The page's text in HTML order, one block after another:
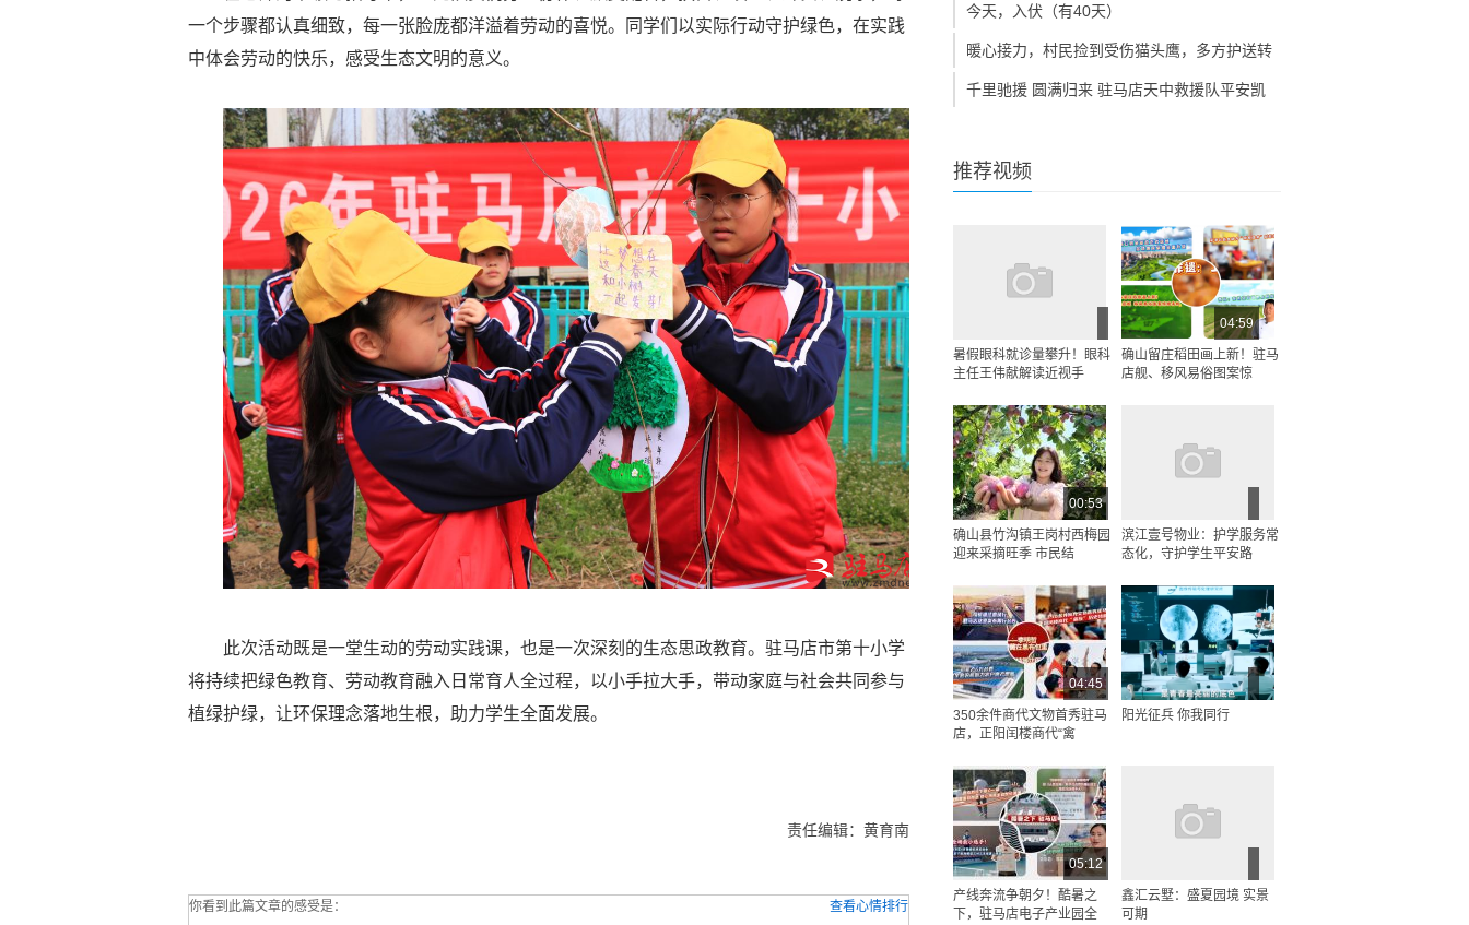
一个步骤都认真细致，每一张脸庞都洋溢着劳动的喜悦。同学们以实际行动守护绿色，在实践
中体会劳动的快乐，感受生态文明的意义。
此次活动既是一堂生动的劳动实践课，也是一次深刻的生态思政教育。驻马店市第十小学
将持续把绿色教育、劳动教育融入日常育人全过程，以小手拉大手，带动家庭与社会共同参与
植绿护绿，让环保理念落地生根，助力学生全面发展。
责任编辑：黄育南
查看心情排行
你看到此篇文章的感受是：
今天，入伏（有40天）
暖心接力，村民捡到受伤猫头鹰，多方护送转
千里驰援 圆满归来 驻马店天中救援队平安凯
推荐视频
暑假眼科就诊量攀升！眼科
主任王伟献解读近视手
04:59
确山留庄稻田画上新！驻马
店舰、移风易俗图案惊
00:53
确山县竹沟镇王岗村西梅园
迎来采摘旺季 市民结
滨江壹号物业：护学服务常
态化，守护学生平安路
04:45
350余件商代文物首秀驻马
店，正阳闰楼商代“禽
阳光征兵 你我同行
05:12
产线奔流争朝夕！酷暑之
下，驻马店电子产业园全
鑫汇云墅：盛夏园境 实景
可期